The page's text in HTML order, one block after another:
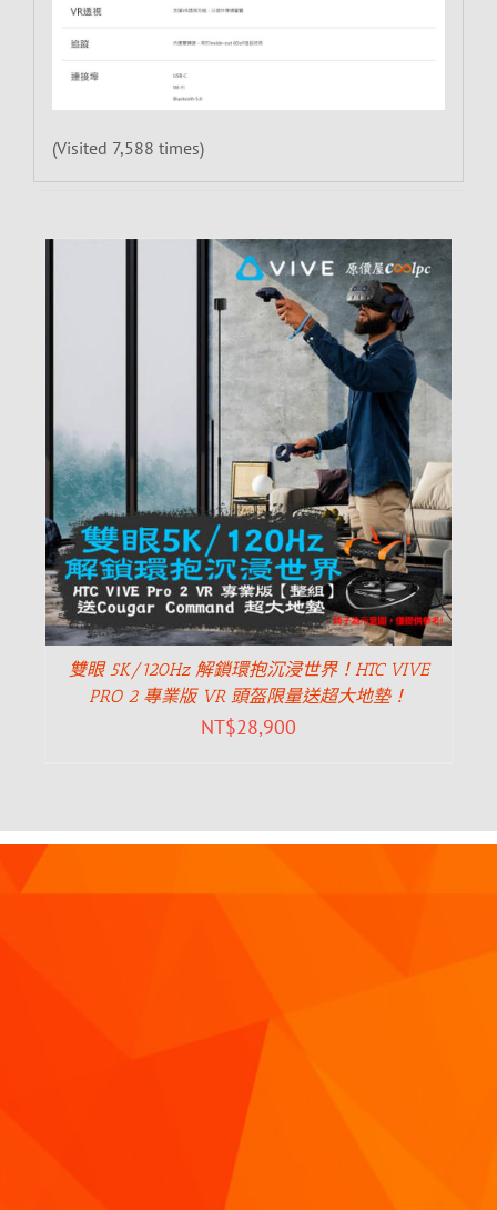
(Visited 7,588 times)
雙眼 5K/120Hz 解鎖環抱沉浸世界！HTC VIVE
PRO 2 專業版 VR 頭盔限量送超大地墊！
NT$28,900